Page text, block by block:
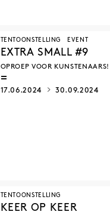
TENTOONSTELLING EVENT
EXTRA SMALL #9
OPROEP VOOR KUNSTENAARS!
17.06.2024 30.09.2024
TENTOONSTELLING
KEER OP KEER